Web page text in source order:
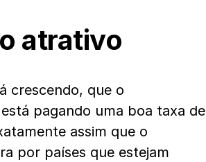
atrativo
crescendo, que o
pagando uma boa taxa de
assim que o
por países que estejam